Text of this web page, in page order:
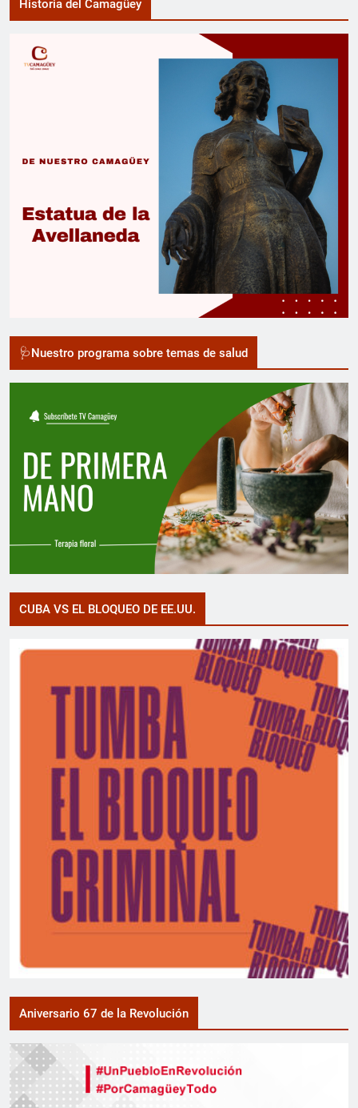
Historia del Camagüey
🩺Nuestro programa sobre temas de salud
CUBA VS EL BLOQUEO DE EE.UU.
Aniversario 67 de la Revolución